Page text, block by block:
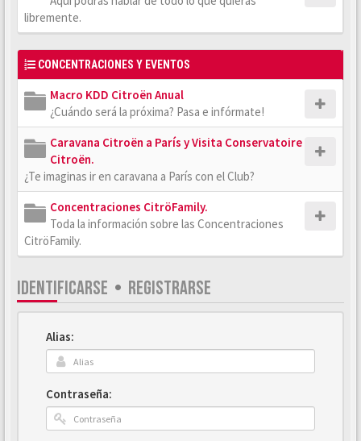
libremente.
CONCENTRACIONES Y EVENTOS
Macro KDD Citroën Anual
¿Cuándo será la próxima? Pasa e infórmate!
Caravana Citroën a París y Visita Conservatoire
Citroën.
¿Te imaginas ir en caravana a París con el Club?
Concentraciones CitröFamily.
Toda la información sobre las Concentraciones
CitröFamily.
IDENTIFICARSE • REGISTRARSE
Alias:
Contraseña: